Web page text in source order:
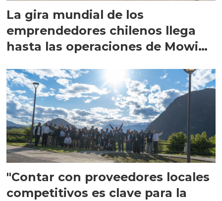
La gira mundial de los
emprendedores chilenos llega
hasta las operaciones de Mowi
"Contar con proveedores locales
competitivos es clave para la